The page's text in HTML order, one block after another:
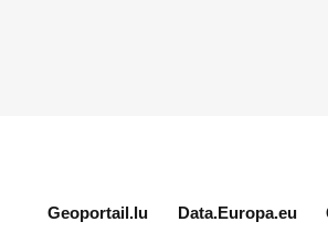
Geoportail.lu Data.Europa.eu